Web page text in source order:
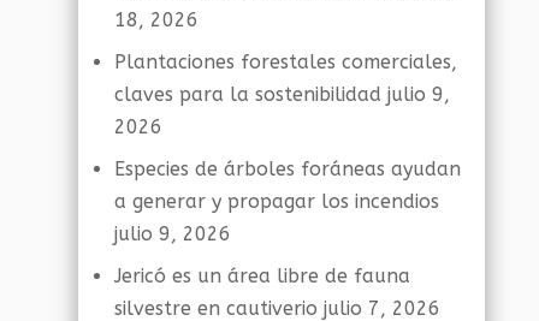
18, 2026
Plantaciones forestales comerciales,
claves para la sostenibilidad julio 9,
2026
Especies de árboles foráneas ayudan
a generar y propagar los incendios
julio 9, 2026
Jericó es un área libre de fauna
silvestre en cautiverio julio 7, 2026